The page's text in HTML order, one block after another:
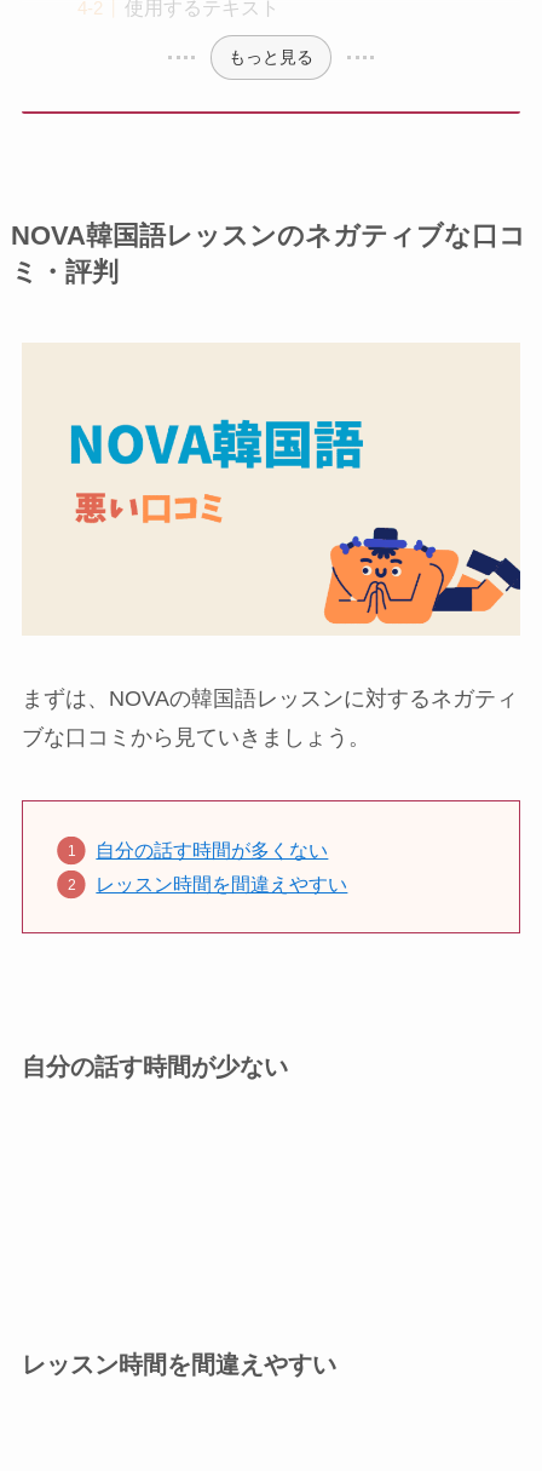
使用するテキスト
もっと見る
NOVA韓国語レッスンのネガティブな口コ
ミ・評判
まずは、NOVAの韓国語レッスンに対するネガティ
ブな口コミから見ていきましょう。
自分の話す時間が多くない
レッスン時間を間違えやすい
自分の話す時間が少ない
レッスン時間を間違えやすい